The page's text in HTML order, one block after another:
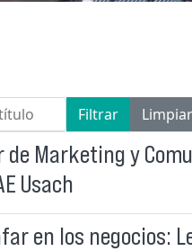
Filtrar Limpiar
de Marketing y
Usach
en los negocios: